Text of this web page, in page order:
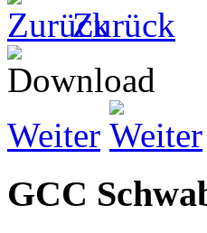
Zurück
Weiter
GCC